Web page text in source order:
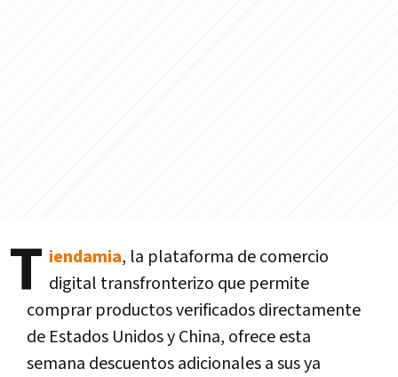
T iendamia, la plataforma de comercio
digital transfronterizo que permite
comprar productos verificados directamente
de Estados Unidos y China, ofrece esta
semana descuentos adicionales a sus ya